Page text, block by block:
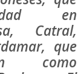
en
Catral,
que
como